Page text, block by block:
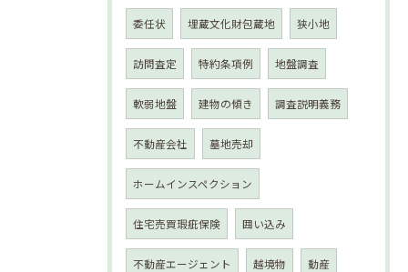
委任状 埋蔵文化財包蔵地 狭小地
訪問査定 特約条項例 地盤調査
軟弱地盤 建物の傾き 調査説明義務
不動産会社 墓地売却
ホームインスペクション
住宅売買瑕疵保険 囲い込み
不動産エージェント 越境物 動産